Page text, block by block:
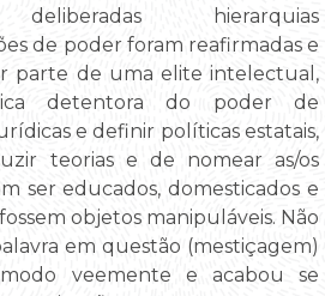
deliberadas hierarquias
de poder foram reafirmadas e
parte de uma elite intelectual,
detentora do poder de
e definir políticas estatais,
teorias e de nomear as/os
ser educados, domesticados e
objetos manipuláveis. Não
em questão (mestiçagem)
veemente e acabou se